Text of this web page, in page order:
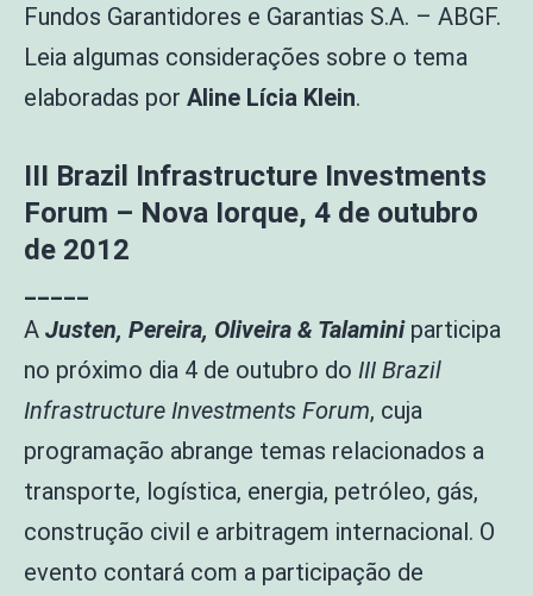
Fundos Garantidores e Garantias S.A. – ABGF.
Leia algumas considerações sobre o tema
elaboradas por Aline Lícia Klein.
III Brazil Infrastructure Investments
Forum – Nova Iorque, 4 de outubro
de 2012
_____
A Justen, Pereira, Oliveira & Talaminiparticipa
no próximo dia 4 de outubro do III Brazil
Infrastructure Investments Forum, cuja
programação abrange temas relacionados a
transporte, logística, energia, petróleo, gás,
construção civil e arbitragem internacional. O
evento contará com a participação de